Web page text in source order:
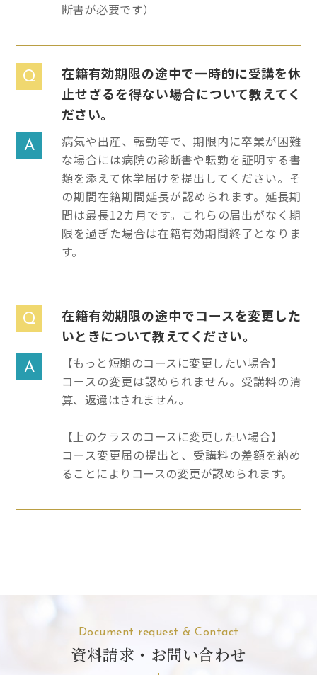
断書が必要です）
Q
在籍有効期限の途中で一時的に受講を休
止せざるを得ない場合について教えてく
ださい。
A
病気や出産、転勤等で、期限内に卒業が困難
な場合には病院の診断書や転勤を証明する書
類を添えて休学届けを提出してください。そ
の期間在籍期間延長が認められます。延長期
間は最長12カ月です。これらの届出がなく期
限を過ぎた場合は在籍有効期間終了となりま
す。
Q
在籍有効期限の途中でコースを変更した
いときについて教えてください。
A
【もっと短期のコースに変更したい場合】
コースの変更は認められません。受講料の清
算、返還はされません。
【上のクラスのコースに変更したい場合】
コース変更届の提出と、受講料の差額を納め
ることによりコースの変更が認められます。
Document request & Contact
資料請求・お問い合わせ